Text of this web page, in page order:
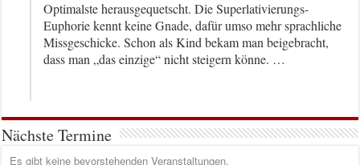
Optimalste herausgequetscht. Die Superlativierungs-
Euphorie kennt keine Gnade, dafür umso mehr sprachliche
Missgeschicke. Schon als Kind bekam man beigebracht,
dass man „das einzige“ nicht steigern könne. …
Nächste Termine
Es gibt keine bevorstehenden Veranstaltungen.